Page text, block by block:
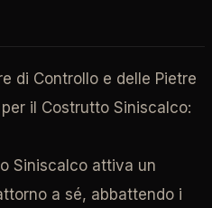
di Controllo e delle Pietre
il Costrutto Siniscalco:
Siniscalco attiva un
a sé, abbattendo i